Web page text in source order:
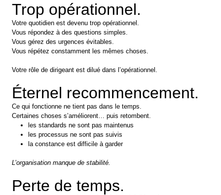
Trop opérationnel.
Votre quotidien est devenu trop opérationnel.
Vous répondez à des questions simples.
Vous gérez des urgences évitables.
Vous répétez constamment les mêmes choses.
Votre rôle de dirigeant est dilué dans l’opérationnel.
Éternel recommencement.
Ce qui fonctionne ne tient pas dans le temps.
Certaines choses s’améliorent… puis retombent.
les standards ne sont pas maintenus
les processus ne sont pas suivis
la constance est difficile à garder
L’organisation manque de stabilité.
Perte de temps.